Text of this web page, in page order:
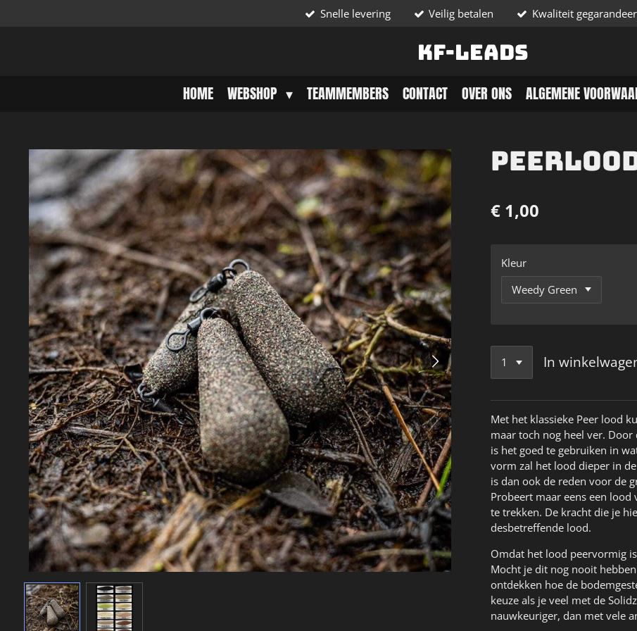
Snelle levering Veilig betalen Kwaliteit
KF-Leads
HOME WEBSHOP TEAMMEMBERS CONTACT OVER ONS ALGEMENE
€ 1,00
Kleur
In
Met het klassieke Peer lood
maar toch nog heel ver.
is het goed te gebruiken in
vorm zal het lood dieper in
is dan ook de reden voor de
Probeert maar eens een
te trekken. De kracht die je
desbetreffende lood.
Omdat het lood peervormig
Mocht je dit nog nooit
ontdekken hoe de
keuze als je veel met de
nauwkeuriger, dan met vele